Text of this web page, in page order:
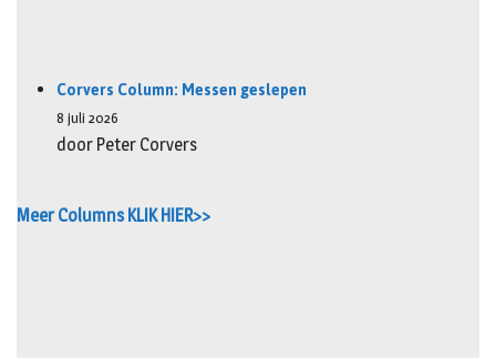
Corvers Column: Messen geslepen
8 juli 2026
door Peter Corvers
Meer Columns KLIK HIER>>